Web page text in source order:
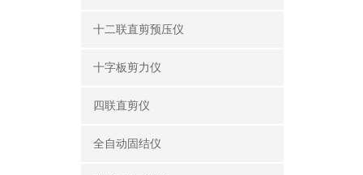
十二联直剪预压仪
十字板剪力仪
四联直剪仪
全自动固结仪